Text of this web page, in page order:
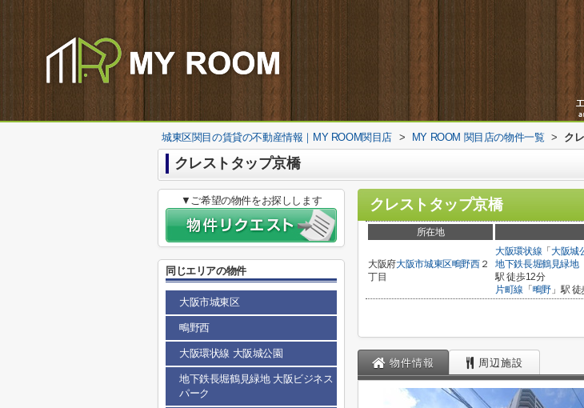
城東区関目の賃貸の不動産情報｜MY ROOM関目店 > MY ROOM 関目店の物件一覧 > ク
クレストタップ京橋
クレストタップ京橋
所在地
大阪府大阪市城東区鴫野西２
丁目
大阪環状線 「 大阪城
地下鉄長堀鶴見緑地
駅 徒歩12分
片町線 「 鴫野」駅 徒
物件情報 周辺施設
▼ご希望の物件をお探しします
同じエリアの物件
大阪市城東区
鴫野西
大阪環状線 大阪城公園
地下鉄長堀鶴見緑地 大阪ビジネス
パーク